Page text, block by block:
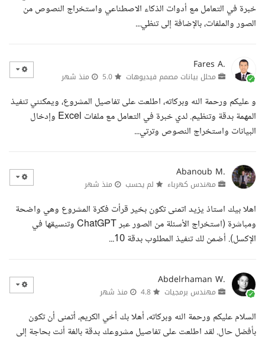
خبرة في التعامل مع أدوات الذكاء الاصطناعي واستخراج النصوص من
الصور والملفات، بالإضافة إلى تنظي...
Fares A.
محلل بيانات مصمم فيديوهات منذ شهر
و عليكم ورحمة الله وبركاته، اطلعت على تفاصيل المشروع، ويمكنني تنفيذ
المهمة بدقة وتنظيم. لدي خبرة في التعامل مع ملفات Excel وإدخال
البيانات واستخراج النصوص وترتي...
Abanoub M.
مهندس كهرباء لم يحسب منذ شهر
اهلا بيك استاذ يزيد اتمنى تكون بخير قرأت فكرة المشروع وهي واضحة
ومباشرة (استخراج الأسئلة من الصور عبر ChatGPT وتنسيقها في
الإكسل). أضمن لك تنفيذ المطلوب بدقة 10...
Abdelrhaman W.
مهندس برمجيات منذ شهر
السلام عليكم ورحمة الله وبركاته، أهلا بك أخي الكريم، أتمنى أن تكون
بأفضل حال. لقد اطلعت على تفاصيل مشروعك بدقة بالغة أنت بحاجة إلى